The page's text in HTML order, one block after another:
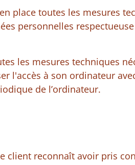
place toutes les mesures
personnelles
les mesures techniques
l'accès à son ordinateur
de l’ordinateur.
client reconnaît avoir pris